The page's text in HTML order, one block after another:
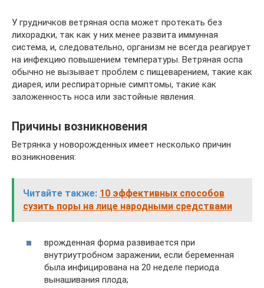
У грудничков ветряная оспа может протекать без
лихорадки, так как у них менее развита иммунная
система, и, следовательно, организм не всегда реагирует
на инфекцию повышением температуры. Ветряная оспа
обычно не вызывает проблем с пищеварением, такие как
диарея, или респираторные симптомы, такие как
заложенность носа или застойные явления.
Причины возникновения
Ветрянка у новорожденных имеет несколько причин
возникновения:
Читайте также: 10 эффективных способов
сузить поры на лице народными средствами
врожденная форма развивается при
внутриутробном заражении, если беременная
была инфицирована на 20 неделе периода
вынашивания плода;